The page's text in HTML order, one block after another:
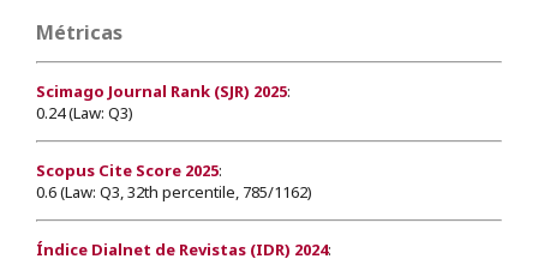
Métricas
Scimago Journal Rank (SJR) 2025:
0.24 (Law: Q3)
Scopus Cite Score 2025:
0.6 (Law: Q3, 32th percentile, 785/1162)
Índice Dialnet de Revistas (IDR) 2024: